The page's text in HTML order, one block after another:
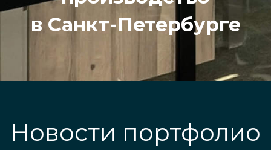
в Санкт-Петербурге
Новости портфолио